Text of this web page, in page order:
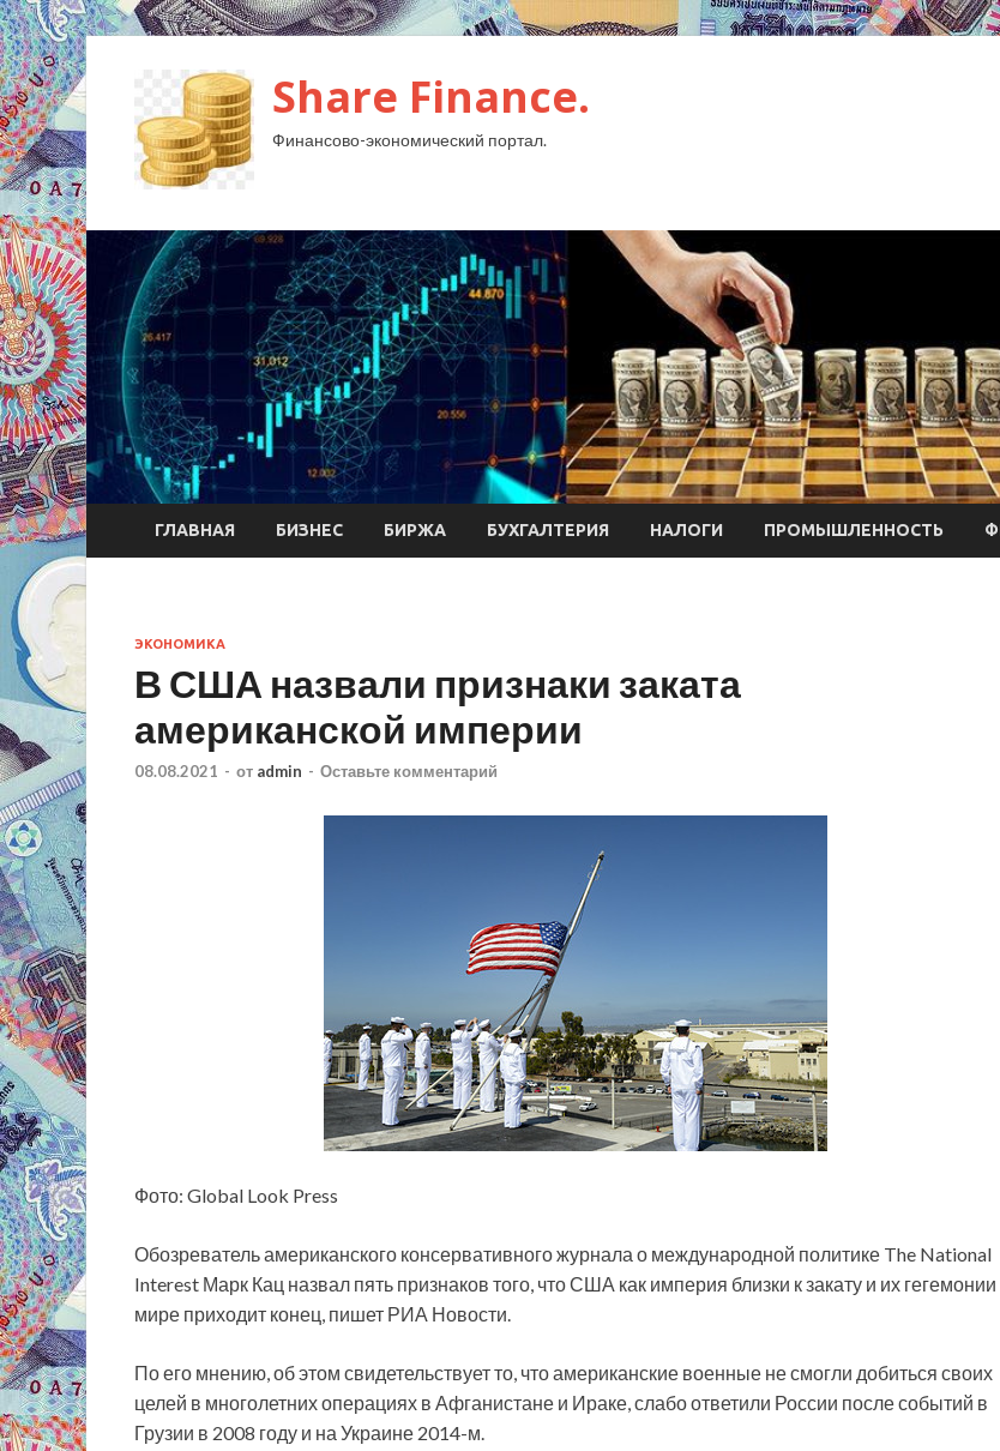
Share Finance.
Финансово-экономический портал.
ГЛАВНАЯ БИЗНЕС БИРЖА БУХГАЛТЕРИЯ НАЛОГИ ПРОМЫШЛЕННОСТЬ
ЭКОНОМИКА
В США назвали признаки заката
американской империи
08.08.2021 - от admin - Оставьте комментарий
Фото: Global Look Press
Обозреватель американского консервативного журнала о международной политике The National
Interest Марк Кац назвал пять признаков того, что США как империя близки к закату и их гегемонии
мире приходит конец, пишет РИА Новости.
По его мнению, об этом свидетельствует то, что американские военные не смогли добиться своих
целей в многолетних операциях в Афганистане и Ираке, слабо ответили России после событий в
Грузии в 2008 году и на Украине 2014-м.